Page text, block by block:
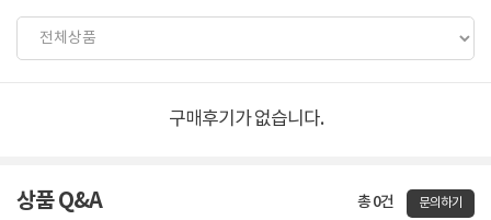
구매후기가 없습니다.
상품 Q&A 총 0건 문의하기